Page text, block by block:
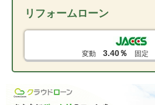
リフォームローン
変動 3.40％ 固定